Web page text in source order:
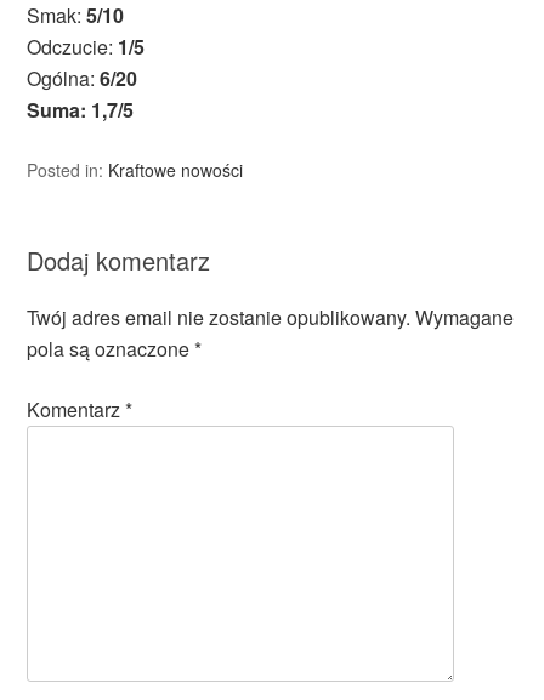
Smak:5/10
Odczucie: 1/5
Ogólna:6/20
Suma: 1,7/5
Posted in: Kraftowe nowości
Dodaj komentarz
Twój adres email nie zostanie opublikowany. Wymagane
pola są oznaczone*
Komentarz*